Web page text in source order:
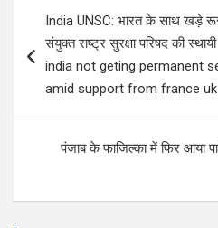
navigation
India UNSC: भारत के साथ खड़े
संयुक्‍त राष्‍ट्र सुरक्षा परिषद की
india not geting permanent
amid support from france
पंजाब के फाजिल्का में फिर आया